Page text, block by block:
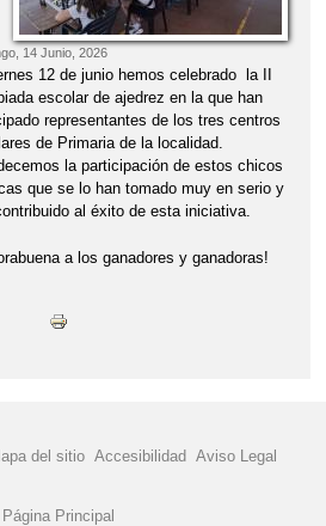
CARNAVAL 2022 CARNAVAL 2023
CARNAVAL 2024 CARNAVAL
CASTAÑADA DE OTOÑO
CELEBRANDO HALLOWEEN EN EL
COMIENZA EL CURSO 2023-24
14 Junio, 2026
12 de junio hemos celebrado la II
escolar de ajedrez en la que han
representantes de los tres centros
de Primaria de la localidad.
la participación de estos chicos
que se lo han tomado muy en serio y
al éxito de esta iniciativa.
a los ganadores y ganadoras!
del sitio Accesibilidad Aviso Legal
Página Principal